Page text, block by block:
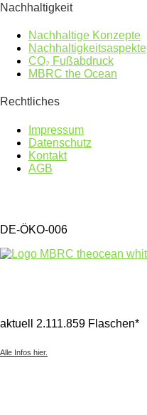
Nachhaltigkeit
Nachhaltige Konzepte
Nachhaltigkeitsaspekte
CO₂ Fußabdruck
MBRC the Ocean
Rechtliches
Impressum
Datenschutz
Kontakt
AGB
DE-ÖKO-006
aktuell 2.111.859 Flaschen*
Alle Infos hier.